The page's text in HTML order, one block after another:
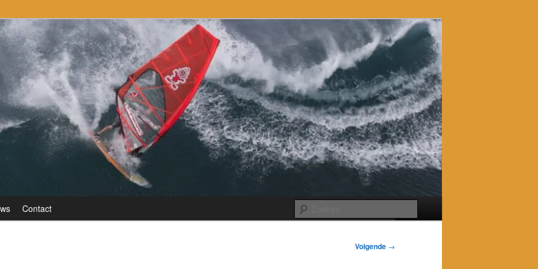
Contact
Volgende →